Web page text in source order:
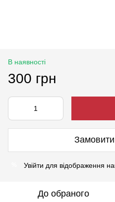
В наявності
300 грн
Увійти для відображення
До обраного